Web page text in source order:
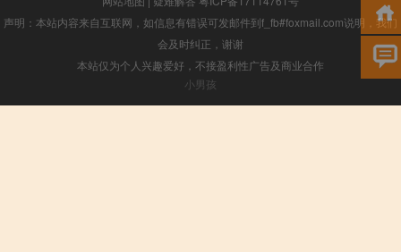
声明：本站内容来自互联网，如信息有错误可发邮件到f_fb#foxmail.com说明，我们
会及时纠正，谢谢
本站仅为个人兴趣爱好，不接盈利性广告及商业合作
小男孩